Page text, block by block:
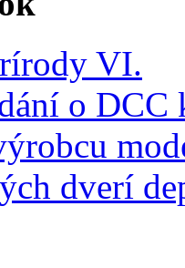
VI.
o DCC
dverí